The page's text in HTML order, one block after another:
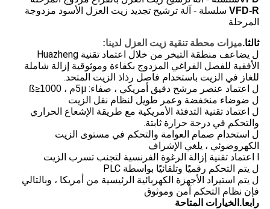
VFD-Rسلسلة - آلة ترشيح تجديد زيت العزل الأسود مزدوجة
المرحلة
ثالثا.ميزات محطة تنقية زيت العزل لدينا:
ل يضاعف منطقة التبخر من خلال اعتماد تقنية Huazheng
الأفقية للفصل الفراغي المزدوج بكفاءة وموثوقية إزالة شاملة
للغاز في الزيت باستخدام فاصل رذاذ الزيت المتحد.
ل اعتماد عنصر مرشح دقيق أمريكي ، صفاء: 5μ
م ، ß ≥1000
ل ضوضاء منخفضة وعمر طويل لنظام نقل الزيت
ل اعتماد تقنية التدفئة الأمريكية مع طريقة الإشعاع الحراري
والتحكم في درجة حرارة ثابتة.
ل استخدام صمام العوامة والتحكم في مستوى الزيت
الكهروضوئي ، يلغي الإشراف
ل يتم التحكم رقميًا وتلقائيًا بواسطة PLC
ل يتم استيراد الأجهزة الكهربائية الرئيسية من أمريكا ، وبالتالي
فإن نظام التحكم آمن وموثوق
رابعا.الخيارات المتاحة